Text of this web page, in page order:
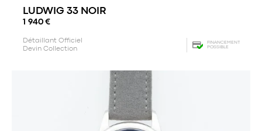
LUDWIG 33 NOIR
1 940 €
Détaillant Officiel
Devin Collection
FINANCEMENT
POSSIBLE